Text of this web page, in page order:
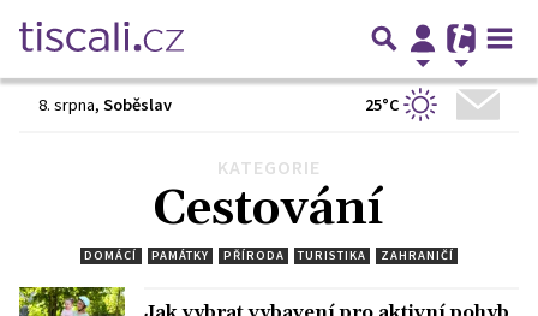
8. srpna, Soběslav 25°C
KATEGORIE
Cestování
DOMÁCÍ PAMÁTKY PŘÍRODA TURISTIKA ZAHRANIČÍ
… 432 Další